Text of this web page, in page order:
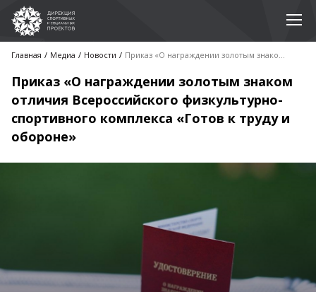
Главная Медиа Новости Приказ «О награждении золотым знаком отличия Всероссийского физкультурно-спортивного комплекса «Готов к труду и обороне»
Приказ «О награждении золотым знаком
отличия Всероссийского физкультурно-
спортивного комплекса «Готов к труду и
обороне»